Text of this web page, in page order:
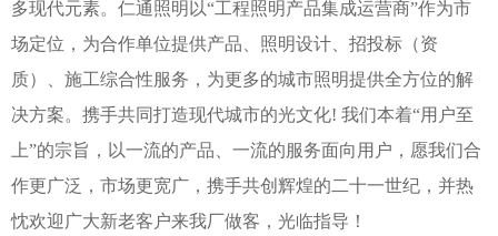
多现代元素。仁通照明以“工程照明产品集成运营商”作为市
场定位，为合作单位提供产品、照明设计、招投标（资
质）、施工综合性服务，为更多的城市照明提供全方位的解
决方案。携手共同打造现代城市的光文化! 我们本着“用户至
上”的宗旨，以一流的产品、一流的服务面向用户，愿我们合
作更广泛，市场更宽广，携手共创辉煌的二十一世纪，并热
忱欢迎广大新老客户来我厂做客，光临指导！